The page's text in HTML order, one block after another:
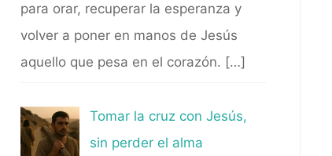
para orar, recuperar la esperanza y
volver a poner en manos de Jesús
aquello que pesa en el corazón. […]
Tomar la cruz con Jesús,
sin perder el alma